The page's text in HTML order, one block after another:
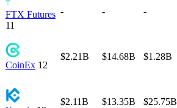
FTX Futures
11
- - -
CoinEx 12
$2.21B $14.68B $1.28B
$2.11B $13.35B $25.75B